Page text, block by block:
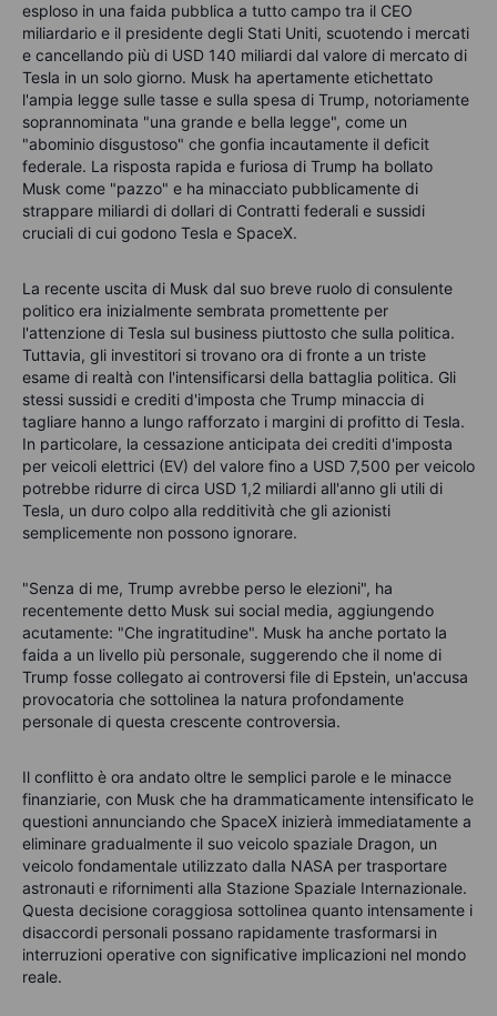
esploso in una faida pubblica a tutto campo tra il CEO
miliardario e il presidente degli Stati Uniti, scuotendo i mercati
e cancellando più di USD 140 miliardi dal valore di mercato di
Tesla in un solo giorno. Musk ha apertamente etichettato
l'ampia legge sulle tasse e sulla spesa di Trump, notoriamente
soprannominata "una grande e bella legge", come un
"abominio disgustoso" che gonfia incautamente il deficit
federale. La risposta rapida e furiosa di Trump ha bollato
Musk come "pazzo" e ha minacciato pubblicamente di
strappare miliardi di dollari di Contratti federali e sussidi
cruciali di cui godono Tesla e SpaceX.
La recente uscita di Musk dal suo breve ruolo di consulente
politico era inizialmente sembrata promettente per
l'attenzione di Tesla sul business piuttosto che sulla politica.
Tuttavia, gli investitori si trovano ora di fronte a un triste
esame di realtà con l'intensificarsi della battaglia politica. Gli
stessi sussidi e crediti d'imposta che Trump minaccia di
tagliare hanno a lungo rafforzato i margini di profitto di Tesla.
In particolare, la cessazione anticipata dei crediti d'imposta
per veicoli elettrici (EV) del valore fino a USD 7,500 per veicolo
potrebbe ridurre di circa USD 1,2 miliardi all'anno gli utili di
Tesla, un duro colpo alla redditività che gli azionisti
semplicemente non possono ignorare.
"Senza di me, Trump avrebbe perso le elezioni", ha
recentemente detto Musk sui social media, aggiungendo
acutamente: "Che ingratitudine". Musk ha anche portato la
faida a un livello più personale, suggerendo che il nome di
Trump fosse collegato ai controversi file di Epstein, un'accusa
provocatoria che sottolinea la natura profondamente
personale di questa crescente controversia.
Il conflitto è ora andato oltre le semplici parole e le minacce
finanziarie, con Musk che ha drammaticamente intensificato le
questioni annunciando che SpaceX inizierà immediatamente a
eliminare gradualmente il suo veicolo spaziale Dragon, un
veicolo fondamentale utilizzato dalla NASA per trasportare
astronauti e rifornimenti alla Stazione Spaziale Internazionale.
Questa decisione coraggiosa sottolinea quanto intensamente i
disaccordi personali possano rapidamente trasformarsi in
interruzioni operative con significative implicazioni nel mondo
reale.